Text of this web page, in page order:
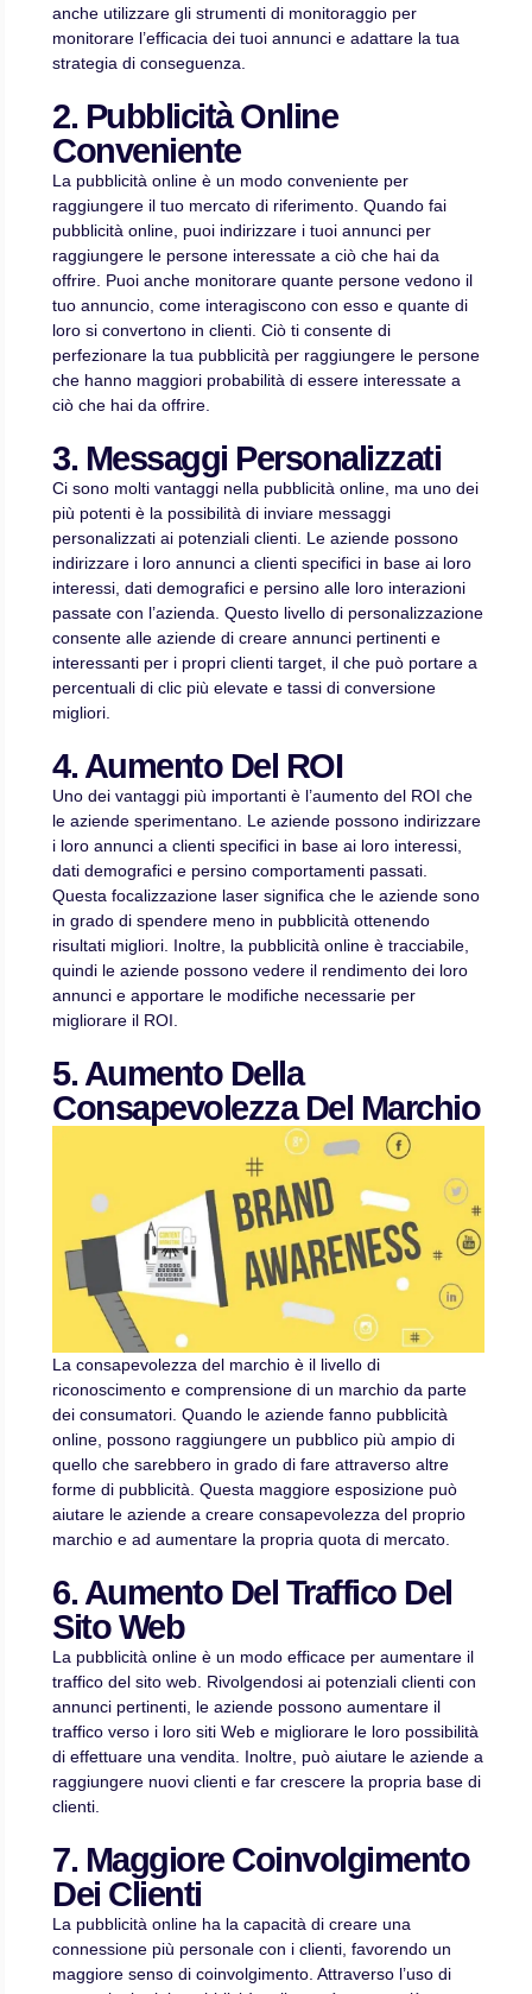
anche utilizzare gli strumenti di monitoraggio per
monitorare l’efficacia dei tuoi annunci e adattare la tua
strategia di conseguenza.
2. Pubblicità Online
Conveniente
La pubblicità online è un modo conveniente per
raggiungere il tuo mercato di riferimento. Quando fai
pubblicità online, puoi indirizzare i tuoi annunci per
raggiungere le persone interessate a ciò che hai da
offrire. Puoi anche monitorare quante persone vedono il
tuo annuncio, come interagiscono con esso e quante di
loro si convertono in clienti. Ciò ti consente di
perfezionare la tua pubblicità per raggiungere le persone
che hanno maggiori probabilità di essere interessate a
ciò che hai da offrire.
3. Messaggi Personalizzati
Ci sono molti vantaggi nella pubblicità online, ma uno dei
più potenti è la possibilità di inviare messaggi
personalizzati ai potenziali clienti. Le aziende possono
indirizzare i loro annunci a clienti specifici in base ai loro
interessi, dati demografici e persino alle loro interazioni
passate con l’azienda. Questo livello di personalizzazione
consente alle aziende di creare annunci pertinenti e
interessanti per i propri clienti target, il che può portare a
percentuali di clic più elevate e tassi di conversione
migliori.
4. Aumento Del ROI
Uno dei vantaggi più importanti è l’aumento del ROI che
le aziende sperimentano. Le aziende possono indirizzare
i loro annunci a clienti specifici in base ai loro interessi,
dati demografici e persino comportamenti passati.
Questa focalizzazione laser significa che le aziende sono
in grado di spendere meno in pubblicità ottenendo
risultati migliori. Inoltre, la pubblicità online è tracciabile,
quindi le aziende possono vedere il rendimento dei loro
annunci e apportare le modifiche necessarie per
migliorare il ROI.
5. Aumento Della
Consapevolezza Del Marchio
La consapevolezza del marchio è il livello di
riconoscimento e comprensione di un marchio da parte
dei consumatori. Quando le aziende fanno pubblicità
online, possono raggiungere un pubblico più ampio di
quello che sarebbero in grado di fare attraverso altre
forme di pubblicità. Questa maggiore esposizione può
aiutare le aziende a creare consapevolezza del proprio
marchio e ad aumentare la propria quota di mercato.
6. Aumento Del Traffico Del
Sito Web
La pubblicità online è un modo efficace per aumentare il
traffico del sito web. Rivolgendosi ai potenziali clienti con
annunci pertinenti, le aziende possono aumentare il
traffico verso i loro siti Web e migliorare le loro possibilità
di effettuare una vendita. Inoltre, può aiutare le aziende a
raggiungere nuovi clienti e far crescere la propria base di
clienti.
7. Maggiore Coinvolgimento
Dei Clienti
La pubblicità online ha la capacità di creare una
connessione più personale con i clienti, favorendo un
maggiore senso di coinvolgimento. Attraverso l’uso di